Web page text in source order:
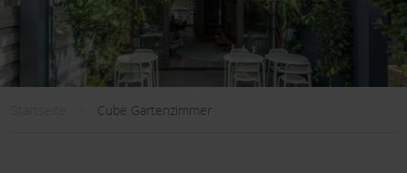
Cube Gartenzimmer